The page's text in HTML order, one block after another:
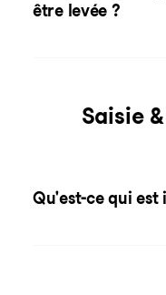
être levée ?
Saisie
Qu'est-ce qui est